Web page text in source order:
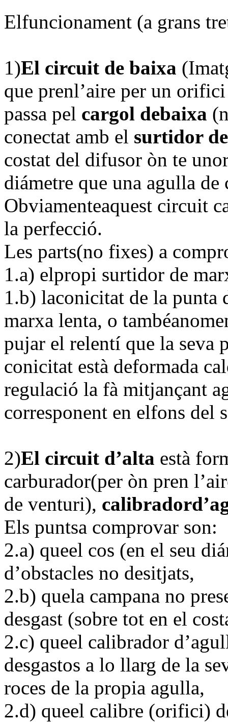
Elfuncionament (a grans
1)El circuit de baixa
que prenl’aire per un
passa pel cargol debaixa
conectat amb el surtidor
costat del difusor òn te
diámetre que una agulla de
Obviamenteaquest circuit
la perfecció.
Les parts(no fixes) a
1.a) elpropi surtidor de
1.b) laconicitat de la
marxa lenta, o
pujar el relentí que la seva
conicitat està deformada
regulació la fà mitjançant
corresponent en elfons del
2)El circuit d’alta està
carburador(per òn pren
de venturi),
Els puntsa comprovar son:
2.a) queel cos (en el seu
d’obstacles no desitjats,
2.b) quela campana no
desgast (sobre tot en el
2.c) queel calibrador
desgastos a lo llarg de la
roces de la propia agulla,
2.d) queel calibre (orifici)